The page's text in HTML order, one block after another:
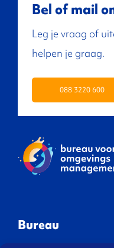
Bel of mail
Leg je vraag of
helpen je graag.
088 3220 600
Bureau